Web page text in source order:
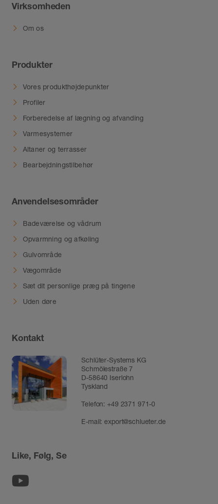
Virksomheden
Om os
Produkter
Vores produkthøjdepunkter
Profiler
Forberedelse af lægning og afvanding
Varmesystemer
Altaner og terrasser
Bearbejdningstilbehør
Anvendelsesområder
Badeværelse og vådrum
Opvarmning og afkøling
Gulvområde
Vægområde
Sæt dit personlige præg på tingene
Uden døre
Kontakt
Schlüter-Systems KG
Schmölestraße 7
D-58640 Iserlohn
Tyskland
Telefon:+49 2371 971-0
E-mail:export@schlueter.de
Like, Følg, Se